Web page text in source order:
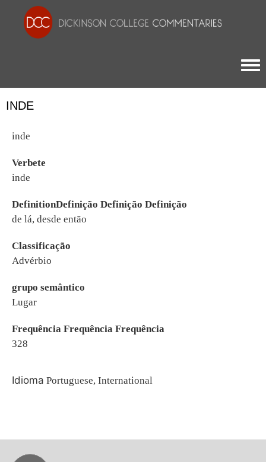
INDE
inde
Verbete
inde
DefinitionDefinição Definição Definição
de lá, desde então
Classificação
Advérbio
grupo semântico
Lugar
Frequência Frequência Frequência
328
Idioma Portuguese, International